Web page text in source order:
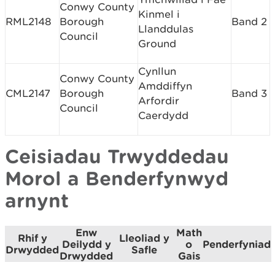
RML2148
Conwy County
Borough
Council
Kinmel i
Llanddulas
Ground
Band 2
CML2147
Conwy County
Borough
Council
Cynllun
Amddiffyn
Arfordir
Caerdydd
Band 3
Ceisiadau Trwyddedau
Morol a Benderfynwyd
arnynt
Rhif y
Drwydded
Enw
Deilydd y
Drwydded
Lleoliad y
Safle
Math
o
Gais
Penderfyniad